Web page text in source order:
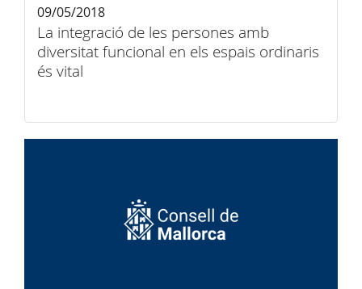
La integració de les persones amb
diversitat funcional en els espais ordinaris
és vital
09/05/2018